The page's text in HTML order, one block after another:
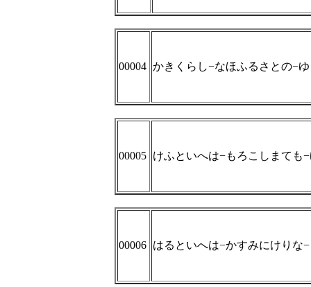
00004 かきくらし−なほふるさとの−
00005 けふといへは−もろこしまても
00006 はるといへは−かすみにけりな